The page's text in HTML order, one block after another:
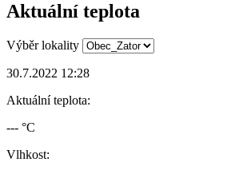
Aktuální teplota
Výběr lokality
30.7.2022 12:28
Aktuální teplota:
--- °C
Vlhkost: